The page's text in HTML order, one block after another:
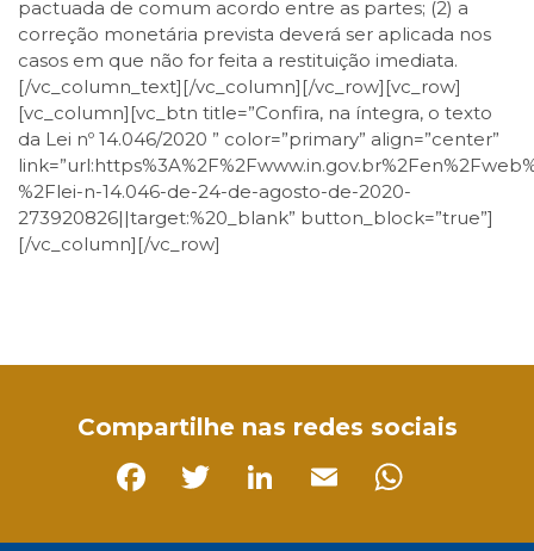
pactuada de comum acordo entre as partes; (2) a
correção monetária prevista deverá ser aplicada nos
casos em que não for feita a restituição imediata.
[/vc_column_text][/vc_column][/vc_row][vc_row]
[vc_column][vc_btn title=”Confira, na íntegra, o texto
da Lei nº 14.046/2020 ” color=”primary” align=”center”
%2Flei-n-14.046-de-24-de-agosto-de-2020-
273920826||target:%20_blank” button_block=”true”]
[/vc_column][/vc_row]
Compartilhe nas redes sociais